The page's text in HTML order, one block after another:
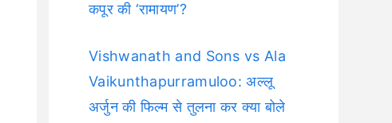
कपूर की ‘रामायण’?
Vishwanath and Sons vs Ala
Vaikunthapurramuloo: अल्लू
अर्जुन की फिल्म से तुलना कर क्या बोले